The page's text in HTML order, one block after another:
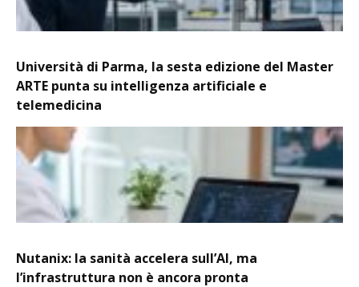
Università di Parma, la sesta edizione del Master
ARTE punta su intelligenza artificiale e
telemedicina
Nutanix: la sanità accelera sull’AI, ma
l’infrastruttura non è ancora pronta